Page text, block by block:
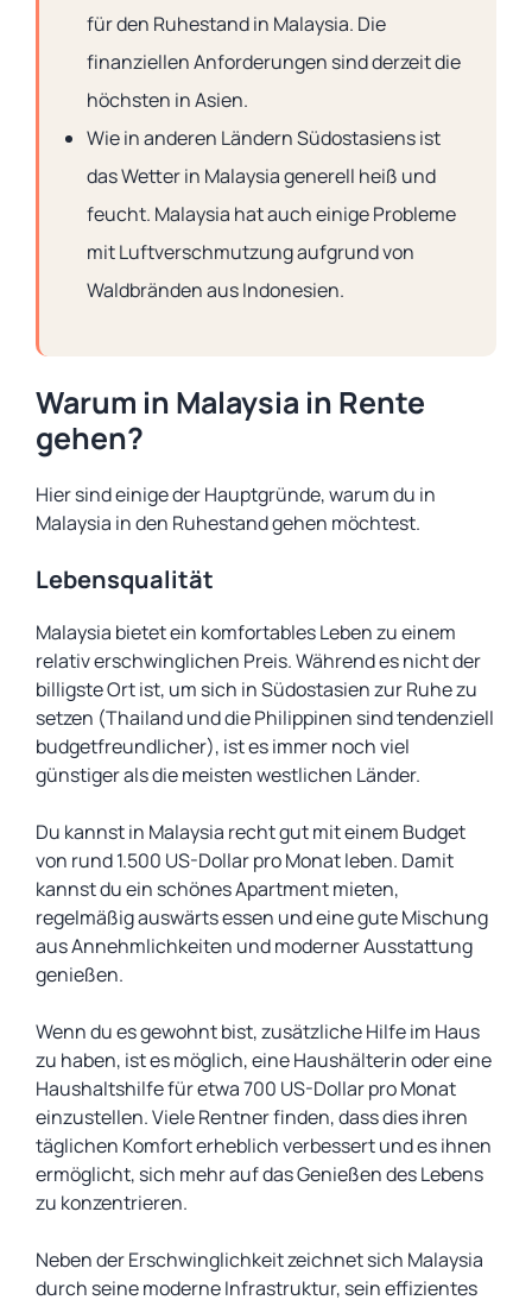
für den Ruhestand in Malaysia. Die
finanziellen Anforderungen sind derzeit die
höchsten in Asien.
Wie in anderen Ländern Südostasiens ist
das Wetter in Malaysia generell heiß und
feucht. Malaysia hat auch einige Probleme
mit Luftverschmutzung aufgrund von
Waldbränden aus Indonesien.
Warum in Malaysia in Rente
gehen?
Hier sind einige der Hauptgründe, warum du in
Malaysia in den Ruhestand gehen möchtest.
Lebensqualität
Malaysia bietet ein komfortables Leben zu einem
relativ erschwinglichen Preis. Während es nicht der
billigste Ort ist, um sich in Südostasien zur Ruhe zu
setzen (Thailand und die Philippinen sind tendenziell
budgetfreundlicher), ist es immer noch viel
günstiger als die meisten westlichen Länder.
Du kannst in Malaysia recht gut mit einem Budget
von rund 1.500 US-Dollar pro Monat leben. Damit
kannst du ein schönes Apartment mieten,
regelmäßig auswärts essen und eine gute Mischung
aus Annehmlichkeiten und moderner Ausstattung
genießen.
Wenn du es gewohnt bist, zusätzliche Hilfe im Haus
zu haben, ist es möglich, eine Haushälterin oder eine
Haushaltshilfe für etwa 700 US-Dollar pro Monat
einzustellen. Viele Rentner finden, dass dies ihren
täglichen Komfort erheblich verbessert und es ihnen
ermöglicht, sich mehr auf das Genießen des Lebens
zu konzentrieren.
Neben der Erschwinglichkeit zeichnet sich Malaysia
durch seine moderne Infrastruktur, sein effizientes